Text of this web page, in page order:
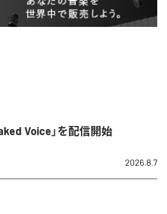
Voice」を配信開始
2026.8.7